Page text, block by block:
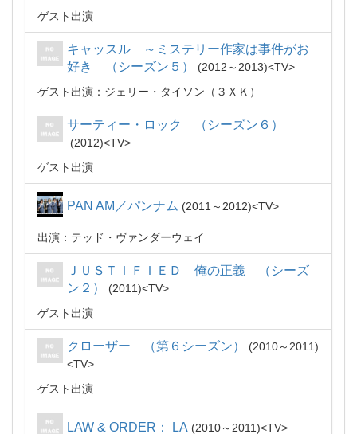
ゲスト出演
キャッスル ～ミステリー作家は事件がお
好き （シーズン５）
2012～2013
TV
ゲスト出演：ジェリー・タイソン（３ＸＫ）
サーティー・ロック （シーズン６）
2012
TV
ゲスト出演
PAN AM／パンナム 2011～2012 TV
出演：テッド・ヴァンダーウェイ
ＪＵＳＴＩＦＩＥＤ 俺の正義 （シーズ
ン２）
2011
TV
ゲスト出演
クローザー （第６シーズン）
2010～2011
TV
ゲスト出演
LAW & ORDER： LA 2010～2011 TV